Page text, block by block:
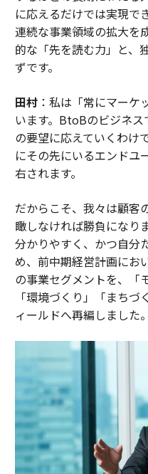
に応えるだけでは実現で
連続な事業領域の拡大を
的な「先を読む力」と、
ずです。
田村：私は「常にマーケ
います。BtoBのビジネ
の要望に応えていくわけ
にその先にいるエンドユ
右されます。
だからこそ、我々は顧客
瞰しなければ勝負になり
分かりやすく、かつ自分
め、前中期経営計画にお
の事業セグメントを、「
「環境づくり」「まち
ィールドへ再編しました。